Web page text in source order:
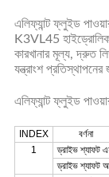
এলিফ্যান্ট ফ্লুইড
K3VL45 হাইড্রোলিক
কারখানার মূল্য, দ্রুত
যন্ত্রাংশ
এলিফ্যান্ট ফ্লুইড
INDEX বর্ণনা
1
ড্রাইভ শ্যাফট
ড্রাইভ শ্যাফট